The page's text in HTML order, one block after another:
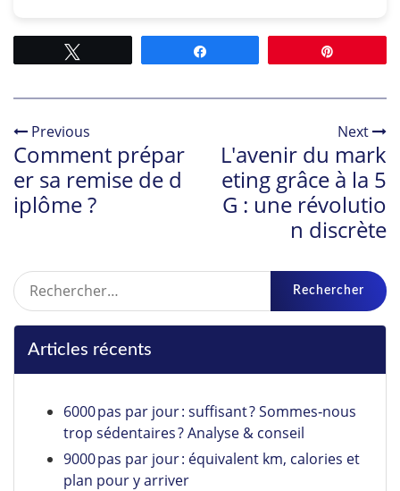
Previous
Comment prépar
er sa remise de d
iplôme ?
Next
L'avenir du mark
eting grâce à la 5
G : une révolutio
n discrète
Rechercher :
Articles récents
6000 pas par jour : suffisant ? Sommes‑nous
trop sédentaires ? Analyse & conseil
9000 pas par jour : équivalent km, calories et
plan pour y arriver